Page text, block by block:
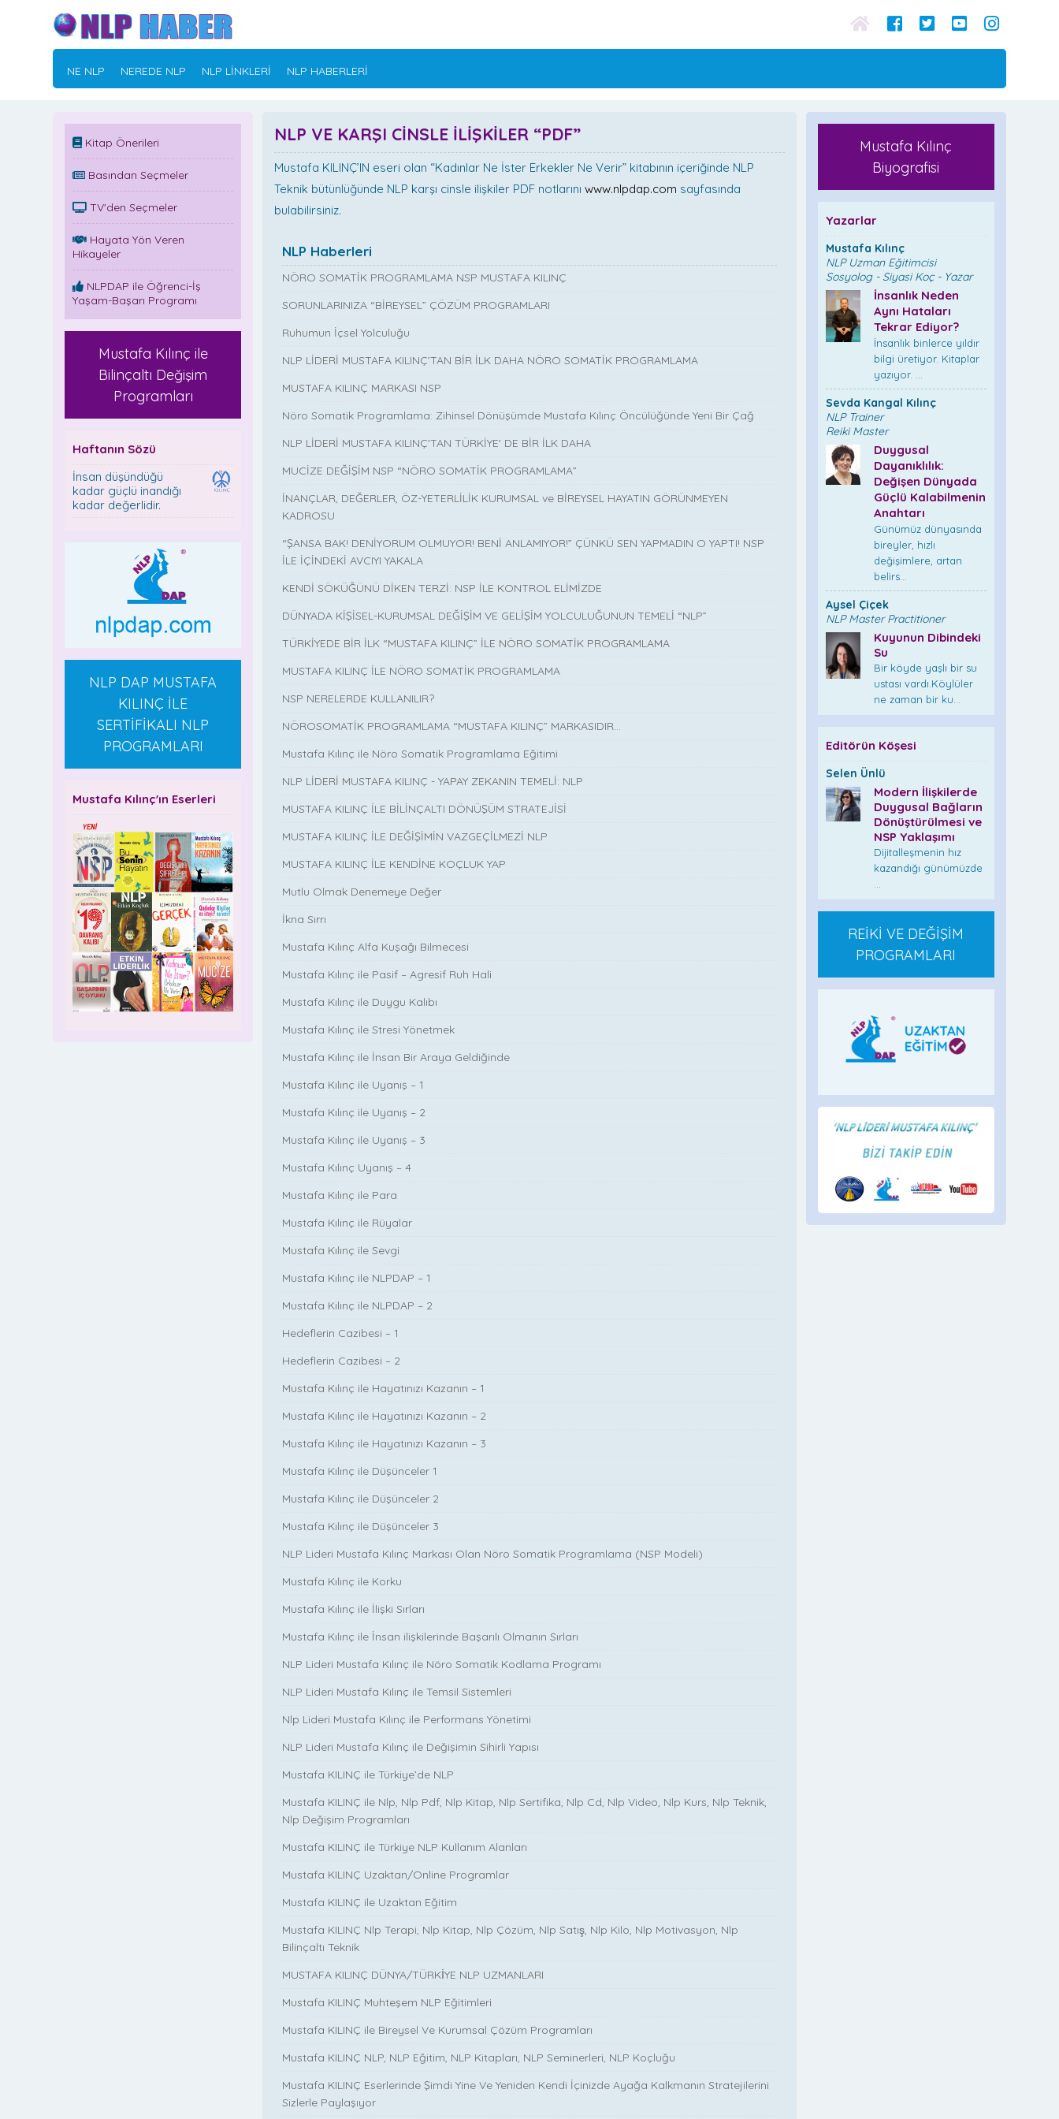
NE NLP NEREDE NLP NLP LİNKLERİ NLP HABERLERİ
Kitap Önerileri
Basından Seçmeler
TV'den Seçmeler
Hayata Yön Veren
Hikayeler
NLPDAP ile Öğrenci-İş
Yaşam-Başarı Programı
Mustafa Kılınç ile
Bilinçaltı Değişim
Programları
Haftanın Sözü
İnsan düşündüğü
kadar güçlü inandığı
kadar değerlidir.
NLP DAP MUSTAFA
KILINÇ İLE
SERTİFİKALI NLP
PROGRAMLARI
Mustafa Kılınç'ın Eserleri
NLP VE KARŞI CİNSLE İLİŞKİLER “PDF”
Mustafa KILINÇ’IN eseri olan “Kadınlar Ne İster Erkekler Ne Verir” kitabının içeriğinde NLP
Teknik bütünlüğünde NLP karşı cinsle ilişkiler PDF notlarınıwww.nlpdap.com sayfasında
bulabilirsiniz.
NLP Haberleri
NÖRO SOMATİK PROGRAMLAMA NSP MUSTAFA KILINÇ
SORUNLARINIZA “BİREYSEL” ÇÖZÜM PROGRAMLARI
Ruhumun İçsel Yolculuğu
NLP LİDERİ MUSTAFA KILINÇ’TAN BİR İLK DAHA NÖRO SOMATİK PROGRAMLAMA
MUSTAFA KILINÇ MARKASI NSP
Nöro Somatik Programlama: Zihinsel Dönüşümde Mustafa Kılınç Öncülüğünde Yeni Bir Çağ
NLP LİDERİ MUSTAFA KILINÇ'TAN TÜRKİYE' DE BİR İLK DAHA
MUCİZE DEĞİŞİM NSP “NÖRO SOMATİK PROGRAMLAMA”
İNANÇLAR, DEĞERLER, ÖZ-YETERLİLİK KURUMSAL ve BİREYSEL HAYATIN GÖRÜNMEYEN
KADROSU
“ŞANSA BAK! DENİYORUM OLMUYOR! BENİ ANLAMIYOR!” ÇÜNKÜ SEN YAPMADIN O YAPTI! NSP
İLE İÇİNDEKİ AVCIYI YAKALA
KENDİ SÖKÜĞÜNÜ DİKEN TERZİ: NSP İLE KONTROL ELİMİZDE
DÜNYADA KİŞİSEL-KURUMSAL DEĞİŞİM VE GELİŞİM YOLCULUĞUNUN TEMELİ “NLP”
TÜRKİYEDE BİR İLK “MUSTAFA KILINÇ” İLE NÖRO SOMATİK PROGRAMLAMA
MUSTAFA KILINÇ İLE NÖRO SOMATİK PROGRAMLAMA
NSP NERELERDE KULLANILIR?
NÖROSOMATİK PROGRAMLAMA “MUSTAFA KILINÇ” MARKASIDIR…
Mustafa Kılınç ile Nöro Somatik Programlama Eğitimi
NLP LİDERİ MUSTAFA KILINÇ - YAPAY ZEKANIN TEMELİ: NLP
MUSTAFA KILINÇ İLE BİLİNÇALTI DÖNÜŞÜM STRATEJİSİ
MUSTAFA KILINÇ İLE DEĞİŞİMİN VAZGEÇİLMEZİ NLP
MUSTAFA KILINÇ İLE KENDİNE KOÇLUK YAP
Mutlu Olmak Denemeye Değer
İkna Sırrı
Mustafa Kılınç Alfa Kuşağı Bilmecesi
Mustafa Kılınç ile Pasif – Agresif Ruh Hali
Mustafa Kılınç ile Duygu Kalıbı
Mustafa Kılınç ile Stresi Yönetmek
Mustafa Kılınç ile İnsan Bir Araya Geldiğinde
Mustafa Kılınç ile Uyanış – 1
Mustafa Kılınç ile Uyanış – 2
Mustafa Kılınç ile Uyanış – 3
Mustafa Kılınç Uyanış – 4
Mustafa Kılınç ile Para
Mustafa Kılınç ile Rüyalar
Mustafa Kılınç ile Sevgi
Mustafa Kılınç ile NLPDAP – 1
Mustafa Kılınç ile NLPDAP – 2
Hedeflerin Cazibesi – 1
Hedeflerin Cazibesi – 2
Mustafa Kılınç ile Hayatınızı Kazanın – 1
Mustafa Kılınç ile Hayatınızı Kazanın – 2
Mustafa Kılınç ile Hayatınızı Kazanın – 3
Mustafa Kılınç ile Düşünceler 1
Mustafa Kılınç ile Düşünceler 2
Mustafa Kılınç ile Düşünceler 3
NLP Lideri Mustafa Kılınç Markası Olan Nöro Somatik Programlama (NSP Modeli)
Mustafa Kılınç ile Korku
Mustafa Kılınç ile İlişki Sırları
Mustafa Kılınç ile İnsan ilişkilerinde Başarılı Olmanın Sırları
NLP Lideri Mustafa Kılınç ile Nöro Somatik Kodlama Programı
NLP Lideri Mustafa Kılınç ile Temsil Sistemleri
Nlp Lideri Mustafa Kılınç ile Performans Yönetimi
NLP Lideri Mustafa Kılınç ile Değişimin Sihirli Yapısı
Mustafa KILINÇ ile Türkiye’de NLP
Mustafa KILINÇ ile Nlp, Nlp Pdf, Nlp Kitap, Nlp Sertifika, Nlp Cd, Nlp Video, Nlp Kurs, Nlp Teknik,
Nlp Değişim Programları
Mustafa KILINÇ ile Türkiye NLP Kullanım Alanları
Mustafa KILINÇ Uzaktan/Online Programlar
Mustafa KILINÇ ile Uzaktan Eğitim
Mustafa KILINÇ Nlp Terapi, Nlp Kitap, Nlp Çözüm, Nlp Satış, Nlp Kilo, Nlp Motivasyon, Nlp
Bilinçaltı Teknik
MUSTAFA KILINÇ DÜNYA/TÜRKİYE NLP UZMANLARI
Mustafa KILINÇ Muhteşem NLP Eğitimleri
Mustafa KILINÇ ile Bireysel Ve Kurumsal Çözüm Programları
Mustafa KILINÇ NLP, NLP Eğitim, NLP Kitapları, NLP Seminerleri, NLP Koçluğu
Mustafa KILINÇ Eserlerinde Şimdi Yine Ve Yeniden Kendi İçinizde Ayağa Kalkmanın Stratejilerini
Sizlerle Paylaşıyor
Mustafa Kılınç
Biyografisi
Yazarlar
Mustafa Kılınç
NLP Uzman Eğitimcisi
Sosyolog - Siyasi Koç - Yazar
İnsanlık Neden
Aynı Hataları
Tekrar Ediyor?
İnsanlık binlerce yıldır
bilgi üretiyor. Kitaplar
yazıyor. ...
Sevda Kangal Kılınç
NLP Trainer
Reiki Master
Duygusal
Dayanıklılık:
Değişen Dünyada
Güçlü Kalabilmenin
Anahtarı
Günümüz dünyasında
bireyler, hızlı
değişimlere, artan
belirs...
Aysel Çiçek
NLP Master Practitioner
Kuyunun Dibindeki
Su
Bir köyde yaşlı bir su
ustası vardı.Köylüler
ne zaman bir ku...
Editörün Köşesi
Selen Ünlü
Modern İlişkilerde
Duygusal Bağların
Dönüştürülmesi ve
NSP Yaklaşımı
Dijitalleşmenin hız
kazandığı günümüzde
...
REİKİ VE DEĞİŞİM
PROGRAMLARI